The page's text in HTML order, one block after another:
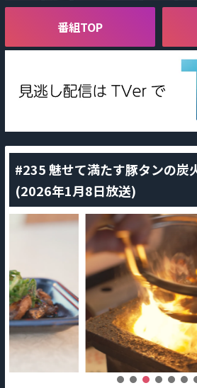
番組TOP
#235 魅せて満たす豚タンの炭
(2026年1月8日放送)